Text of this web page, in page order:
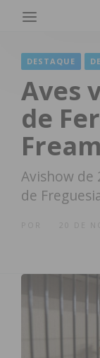
DESTAQUE
Aves
de
Avishow de
de